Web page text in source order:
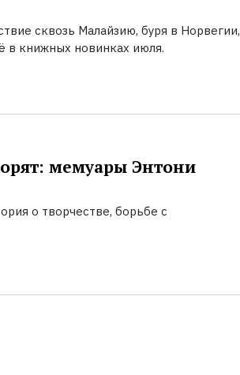
сквозь Малайзию, буря в Норвегии,
в книжных новинках июля.
мемуары Энтони
о творчестве, борьбе с